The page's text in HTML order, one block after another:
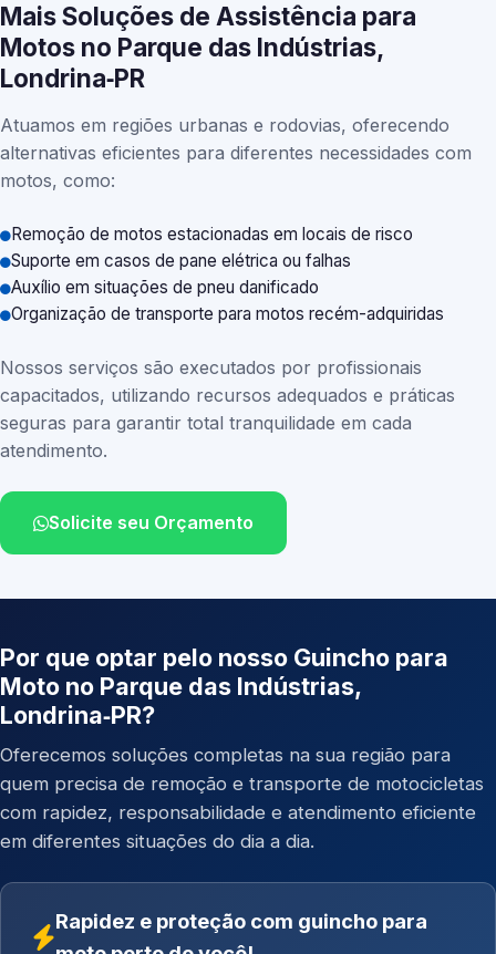
Mais Soluções de Assistência para
Motos no Parque das Indústrias,
Londrina‑PR
Atuamos em regiões urbanas e rodovias, oferecendo
alternativas eficientes para diferentes necessidades com
motos, como:
Remoção de motos estacionadas em locais de risco
Suporte em casos de pane elétrica ou falhas
Auxílio em situações de pneu danificado
Organização de transporte para motos recém-adquiridas
Nossos serviços são executados por profissionais
capacitados, utilizando recursos adequados e práticas
seguras para garantir total tranquilidade em cada
atendimento.
Solicite seu Orçamento
Por que optar pelo nosso Guincho para
Moto no Parque das Indústrias,
Londrina‑PR?
Oferecemos soluções completas na sua região para
quem precisa de remoção e transporte de motocicletas
com rapidez, responsabilidade e atendimento eficiente
em diferentes situações do dia a dia.
Rapidez e proteção com guincho para